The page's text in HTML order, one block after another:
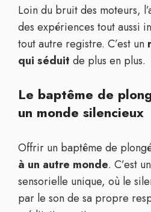
Loin du bruit des moteurs,
des expériences tout aussi
tout autre registre. C’est un
qui séduit de plus en plus.
Le baptême de
un monde silencieux
Offrir un baptême de
à un autre monde. C’est
sensorielle unique, où le
par le son de sa propre